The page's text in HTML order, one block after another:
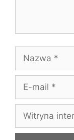
Nazwa
Witryna
internetowa